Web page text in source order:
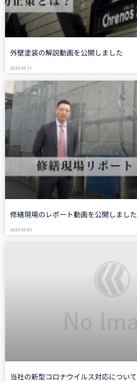
外壁塗装の解説動画を公開しました
2020.05.11
修繕現場のレポート動画を公開しました
2020.05.01
当社の新型コロナウイルス対応について